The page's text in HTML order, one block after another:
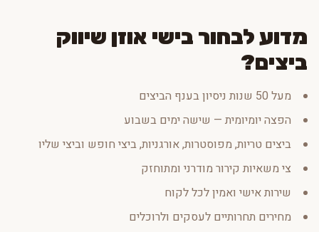
מדוע לבחור בישי אוזן שיווק
ביצים?
מעל 50 שנות ניסיון בענף הביצים
הפצה יומיומית — שישה ימים בשבוע
ביצים טריות, מפוסטרות, אורגניות, ביצי חופש וביצי שליו
צי משאיות קירור מודרני ומתוחזק
שירות אישי ואמין לכל לקוח
מחירים תחרותיים לעסקים ולרוכלים